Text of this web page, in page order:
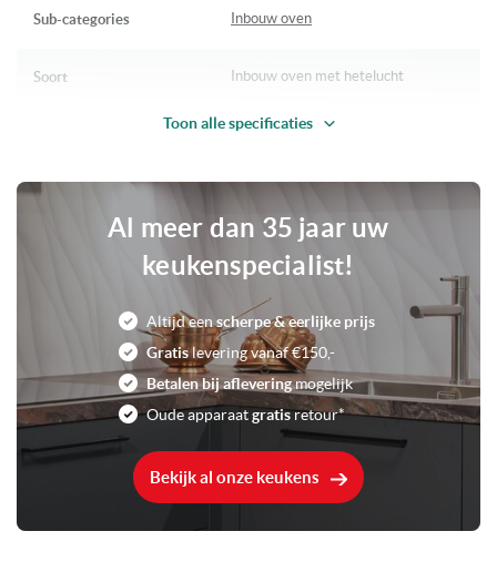
Sub-categories Inbouw oven
Soort Inbouw oven met hetelucht
2 jaar volledige garantie
Levertijd
2,8“ TFT display met tiptoetsen
Energieklasse A+
Bediening 2,8“ TFT-Display
Kleur RVS Roestvrijstaal
71 Liter
Toon alle specificaties
Al meer dan 35 jaar uw
keukenspecialist!
Altijd eenscherpe & eerlijke prijs
Gratislevering vanaf €150,-
Betalen bij afleveringmogelijk
Oude apparaatgratisretour*
Bekijk al onze keukens